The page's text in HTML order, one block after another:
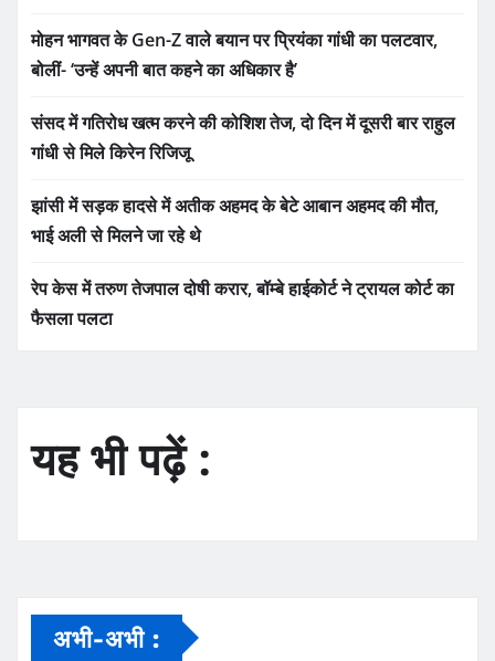
मोहन भागवत के Gen-Z वाले बयान पर प्रियंका गांधी का पलटवार,
बोलीं- ‘उन्हें अपनी बात कहने का अधिकार है’
संसद में गतिरोध खत्म करने की कोशिश तेज, दो दिन में दूसरी बार राहुल
गांधी से मिले किरेन रिजिजू
झांसी में सड़क हादसे में अतीक अहमद के बेटे आबान अहमद की मौत,
भाई अली से मिलने जा रहे थे
रेप केस में तरुण तेजपाल दोषी करार, बॉम्बे हाईकोर्ट ने ट्रायल कोर्ट का
फैसला पलटा
यह भी पढ़ें :
अभी-अभी :